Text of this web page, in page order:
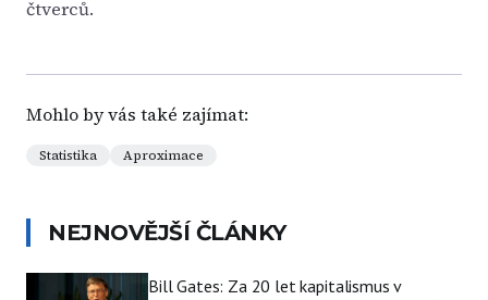
čtverců.
Mohlo by vás také zajímat:
Statistika Aproximace
NEJNOVĚJŠÍ ČLÁNKY
Bill Gates: Za 20 let kapitalismus v